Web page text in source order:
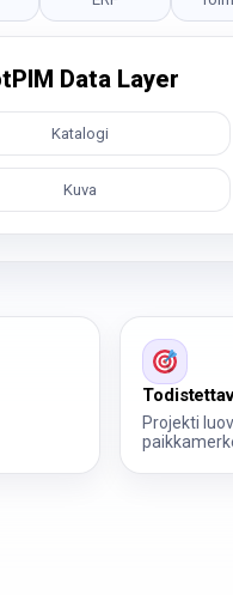
Data Layer
Katalogi
Kuva
Projekti